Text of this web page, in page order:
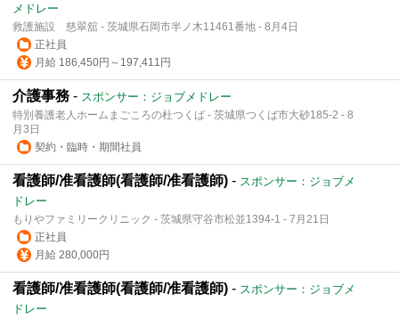
メドレー
救護施設 慈翠舘 - 茨城県石岡市半ノ木11461番地 - 8月4日
正社員
月給 186,450円～197,411円
介護事務 - スポンサー：ジョブメドレー
特別養護老人ホームまごころの杜つくば - 茨城県つくば市大砂185-2 - 8
月3日
契約・臨時・期間社員
看護師/准看護師(看護師/准看護師) - スポンサー：ジョブメ
ドレー
もりやファミリークリニック - 茨城県守谷市松並1394-1 - 7月21日
正社員
月給 280,000円
看護師/准看護師(看護師/准看護師) - スポンサー：ジョブメ
ドレー